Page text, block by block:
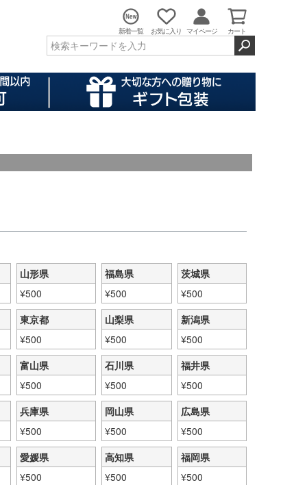
新着一覧 お気に入り マイページ カート
山形県
¥500
福島県
¥500
茨城県
¥500
東京都
¥500
山梨県
¥500
新潟県
¥500
富山県
¥500
石川県
¥500
福井県
¥500
兵庫県
¥500
岡山県
¥500
広島県
¥500
愛媛県
¥500
高知県
¥500
福岡県
¥500